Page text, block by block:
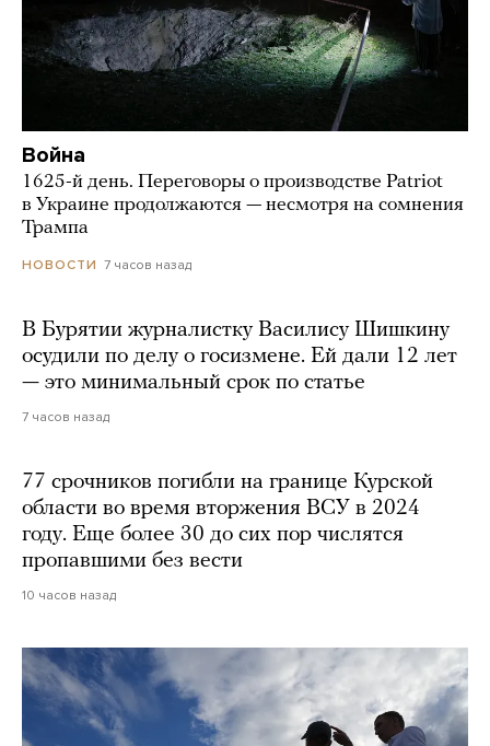
Война
1625-й день. Переговоры о производстве Patriot
в Украине продолжаются — несмотря на сомнения
Трампа
НОВОСТИ 7 часов назад
В Бурятии журналистку Василису Шишкину
осудили по делу о госизмене. Ей дали 12 лет
— это минимальный срок по статье
7 часов назад
77 срочников погибли на границе Курской
области во время вторжения ВСУ в 2024
году. Еще более 30 до сих пор числятся
пропавшими без вести
10 часов назад